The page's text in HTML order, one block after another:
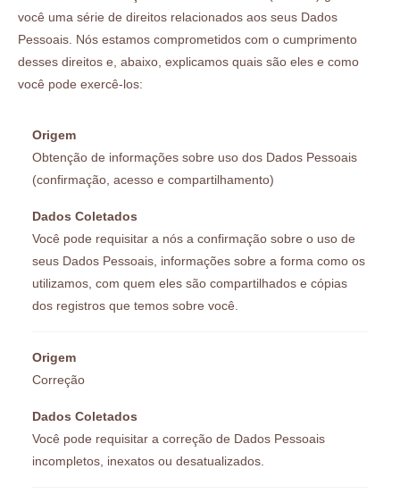
você uma série de direitos relacionados aos seus Dados
Pessoais. Nós estamos comprometidos com o cumprimento
desses direitos e, abaixo, explicamos quais são eles e como
você pode exercê-los:
Origem
Obtenção de informações sobre uso dos Dados Pessoais
(confirmação, acesso e compartilhamento)
Dados Coletados
Você pode requisitar a nós a confirmação sobre o uso de
seus Dados Pessoais, informações sobre a forma como os
utilizamos, com quem eles são compartilhados e cópias
dos registros que temos sobre você.
Origem
Correção
Dados Coletados
Você pode requisitar a correção de Dados Pessoais
incompletos, inexatos ou desatualizados.